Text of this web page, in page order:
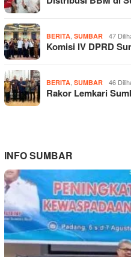
BERITA SUMBAR 47
Komisi IV DPRD
BERITA SUMBAR 46
Rakor Lemkari
INFO SUMBAR